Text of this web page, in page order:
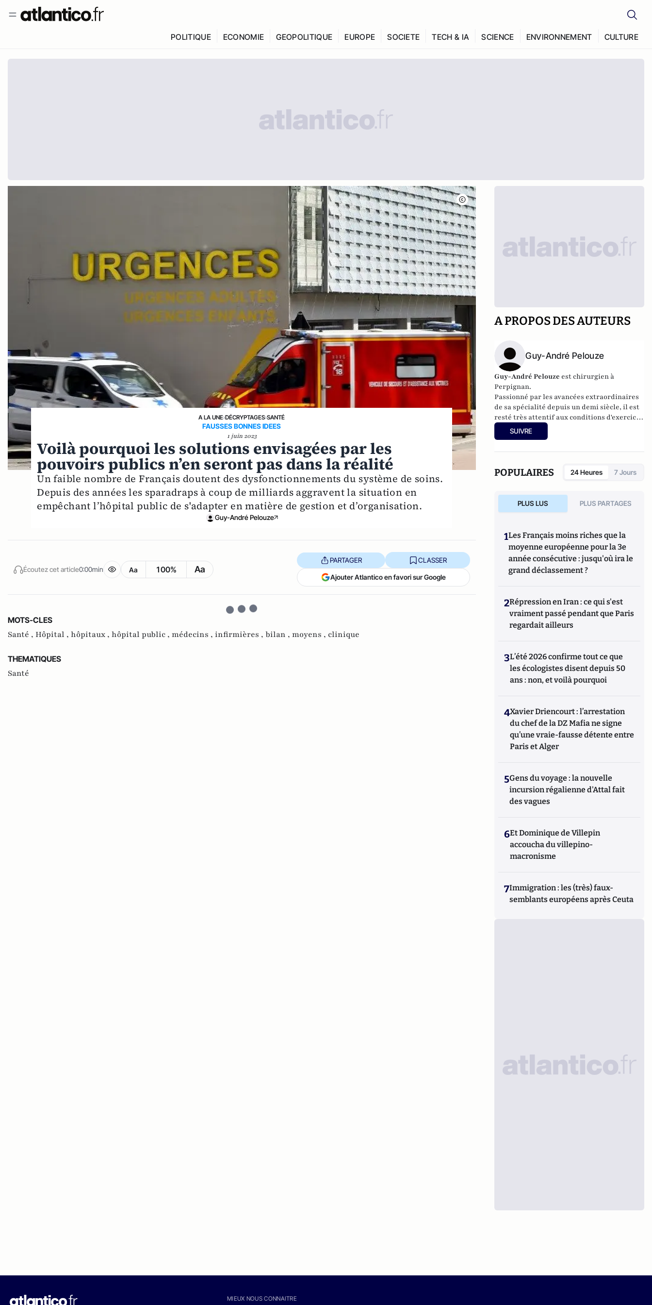
POLITIQUE ECONOMIE GEOPOLITIQUE EUROPE SOCIETE TECH & IA SCIENCE ENVIRONNEMENT CULTURE
A LA UNE›DÉCRYPTAGES›SANTÉ
FAUSSES BONNES IDEES
1 juin 2023
Voilà pourquoi les solutions envisagées par les
pouvoirs publics n’en seront pas dans la réalité
Un faible nombre de Français doutent des dysfonctionnements du système de soins.
Depuis des années les sparadraps à coup de milliards aggravent la situation en
empêchant l’hôpital public de s'adapter en matière de gestion et d’organisation.
Guy-André Pelouze
Écoutez cet article0:00min Aa 100% Aa
PARTAGER CLASSER
Ajouter Atlantico en favori sur Google
MOTS-CLES
Santé , Hôpital , hôpitaux , hôpital public , médecins , infirmières , bilan , moyens , clinique
THEMATIQUES
Santé
A PROPOS DES AUTEURS
Guy-André Pelouze
Guy-André Pelouze est chirurgien à
Perpignan.
Passionné par les avancées extraordinaires
de sa spécialité depuis un demi siècle, il est
resté très attentif aux conditions d'exercice
et à l'évolution du système qui conditionnent
la qualité des soins.
SUIVRE
POPULAIRES 24 Heures 7 Jours
PLUS LUS PLUS PARTAGES
1Les Français moins riches que la
moyenne européenne pour la 3e
année consécutive : jusqu'où ira le
grand déclassement ?
2Répression en Iran : ce qui s'est
vraiment passé pendant que Paris
regardait ailleurs
3L’été 2026 confirme tout ce que
les écologistes disent depuis 50
ans : non, et voilà pourquoi
4Xavier Driencourt : l’arrestation
du chef de la DZ Mafia ne signe
qu’une vraie-fausse détente entre
Paris et Alger
5Gens du voyage : la nouvelle
incursion régalienne d'Attal fait
des vagues
6Et Dominique de Villepin
accoucha du villepino-
macronisme
7Immigration : les (très) faux-
semblants européens après Ceuta
MIEUX NOUS CONNAITRE